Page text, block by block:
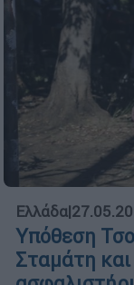
Ελλάδα|
Υπόθεση
Σταμάτη